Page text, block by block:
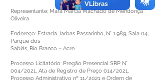
Representante: Mara Márcia Machado de Mendonça
Oliveira
Endereço: Estrada Jarbas Passarinho, N° 1.989, Sala 04,
Parque dos
Sabiás, Rio Branco – Acre.
Processo Licitatório: Pregão Presencial SRP N°
004/2021, Ata de Registro de Preço 014/2021,
Processo Administrativo nº 11/2021 e Ordem de